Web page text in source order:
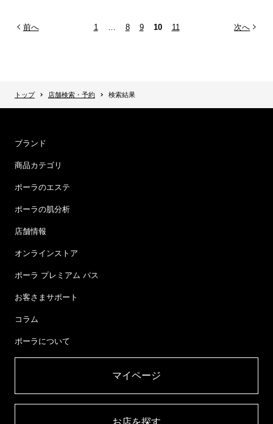
前へ 1 … 8 9 10 11 次へ
トップ 店舗検索・予約 検索結果
ブランド
商品カテゴリ
ポーラのエステ
ポーラの肌分析
店舗情報
オンラインストア
ポーラ プレミアム パス
お客さまサポート
コラム
ポーラについて
マイページ​
お店を探す​